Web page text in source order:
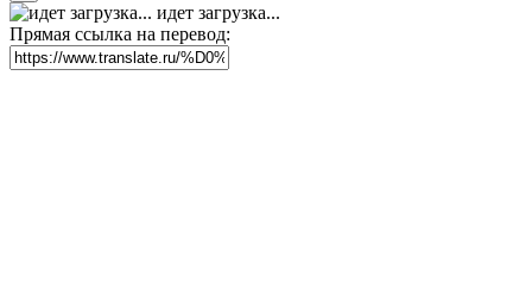
идет загрузка...
Прямая ссылка на перевод: